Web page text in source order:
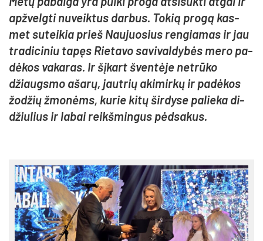
ap­žvelg­ti nu­veik­tus dar­bus. To­kią pro­gą kas­
met su­tei­kia prieš Nau­juo­sius ren­gia­mas ir jau
tra­di­ci­niu ta­pęs Rie­ta­vo sa­vi­val­dy­bės me­ro pa­
dė­kos va­ka­ras. Ir šį­kart šven­tė­je ne­trū­ko
džiaugs­mo aša­rų, jaut­rių aki­mir­kų ir pa­dė­kos
žo­džių žmo­nėms, ku­rie ki­tų šir­dy­se pa­lie­ka di­
džiu­lius ir la­bai reikš­min­gus pėd­sa­kus.